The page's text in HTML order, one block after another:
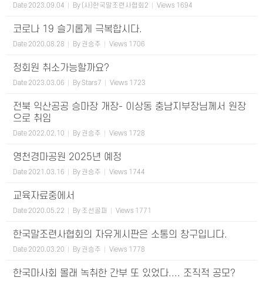
Date 2023.09.04 By (사)한국말조련사협회2 Views 1694
코로나 19 슬기롭게 극복합시다.
Date 2020.08.28 By 권승주 Views 1706
정회원 취소가능할까요?
Date 2023.03.06 ByStars7 Views 1723
전북 익산공공 승마장 개장- 이상동 충남지부장님께서 원장
으로 취임
Date 2022.02.10 By 권승주 Views 1728
영천경마공원 2025년 예정
Date 2021.03.16 By 권승주 Views 1744
교육자료중에서
Date 2020.05.22 By 조선골퍼 Views 1771
한국말조련사협회의 자유게시판은 소통의 창구입니다.
Date 2020.03.20 By 권승주 Views 1778
한국마사회 몰래 녹취한 간부 또 있었다.... 조직적 공모?